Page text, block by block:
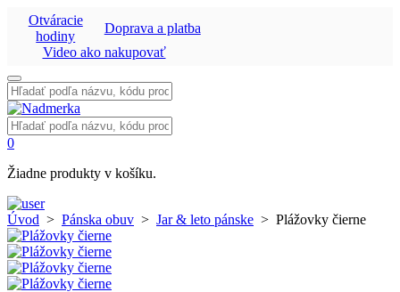
Otváracie
hodiny
Doprava a platba
Video ako nakupovať
Vyhľadať:
Vyhľadať:
0
Žiadne produkty v košíku.
Úvod > Pánska obuv > Jar & leto pánske > Plážovky čierne